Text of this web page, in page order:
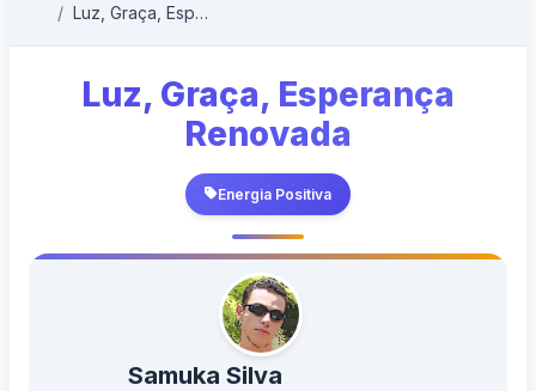
Luz, Graça, Esperança Renovada
Luz, Graça, Esperança
Renovada
Energia Positiva
Samuka Silva